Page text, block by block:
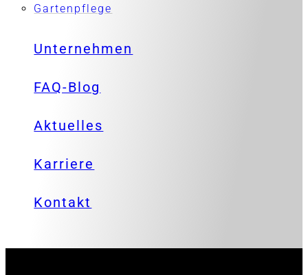
Gartenpflege
Unternehmen
FAQ-Blog
Aktuelles
Karriere
Kontakt